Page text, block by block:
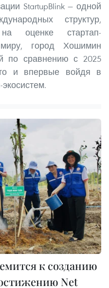
StartupBlink — одной
структур,
на оценке стартап-
город Хошимин
по сравнению с 2025
и впервые войдя в
к созданию
Net